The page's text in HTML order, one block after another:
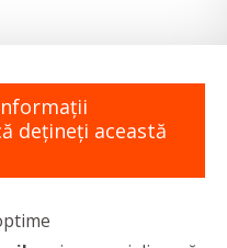
dețineți această